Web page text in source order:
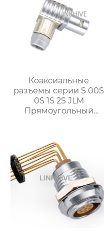
Коаксиальные
разъемы серии S 00S
0S 1S 2S JLM
Прямоугольный